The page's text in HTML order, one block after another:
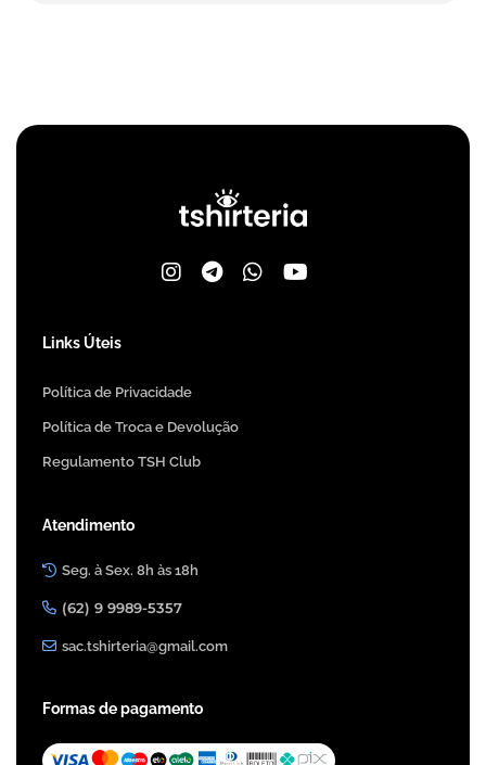
Links Úteis
Política de Privacidade
Política de Troca e Devolução
Regulamento TSH Club
Atendimento
Seg. à Sex. 8h às 18h
(62) 9 9989-5357
sac.tshirteria@gmail.com
Formas de pagamento